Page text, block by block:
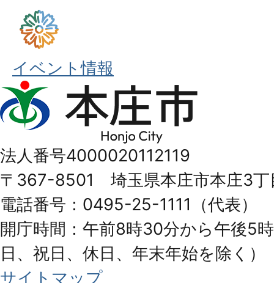
イベント情報
本
庄
Honjo
City
法人番号4000020112119
〒367-8501 埼玉県本庄市本庄3丁
電話番号：0495-25-1111（代表）
開庁時間：午前8時30分から午後5
日、祝日、休日、年末年始を除く）
サイトマップ